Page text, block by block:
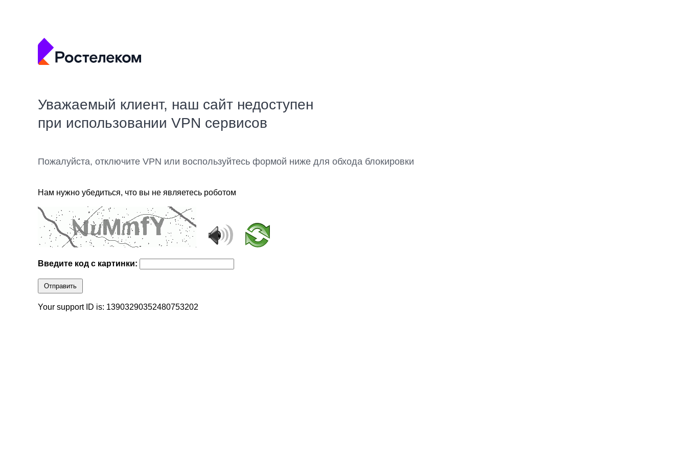
Уважаемый клиент, наш сайт недоступен
при использовании VPN сервисов
Пожалуйста, отключите VPN или воспользуйтесь формой ниже для обхода блокировки
Нам нужно убедиться, что вы не являетесь роботом
Введите код с картинки:
Отправить
Your support ID is: 13903290352480753202